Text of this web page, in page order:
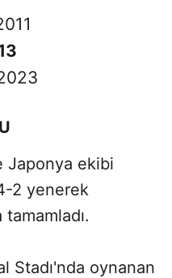
Japonya ekibi
2 yenerek
Stadı'nda oynanan